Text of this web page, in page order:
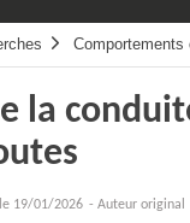
Comportements
la
19/01/2026 - Auteur